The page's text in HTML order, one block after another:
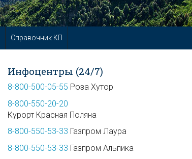
Справочник КП
Инфоцентры (24/7)
8-800-500-05-55 Роза Хутор
8-800-550-20-20
Курорт Красная Поляна
8-800-550-53-33 Газпром Лаура
8-800-550-53-33 Газпром Альпика